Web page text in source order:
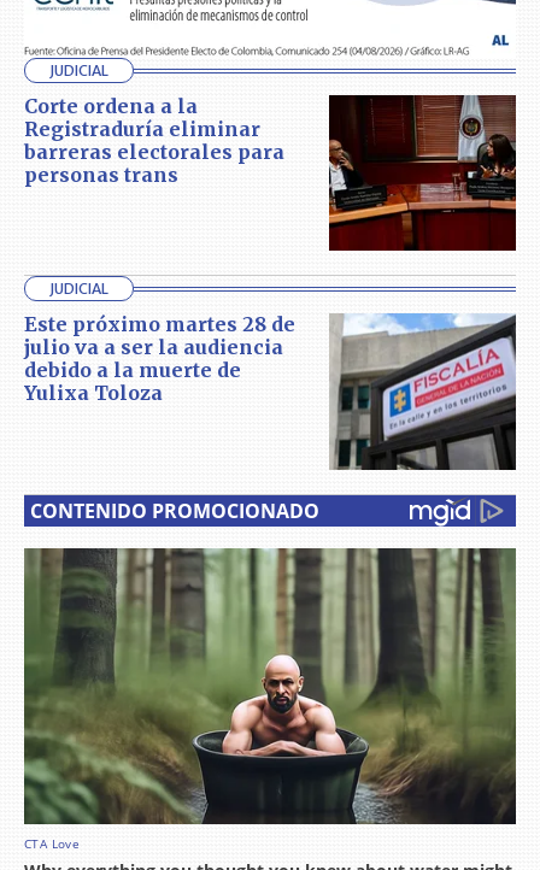
JUDICIAL
Corte ordena a la
Registraduría eliminar
barreras electorales para
personas trans
JUDICIAL
Este próximo martes 28 de
julio va a ser la audiencia
debido a la muerte de
Yulixa Toloza